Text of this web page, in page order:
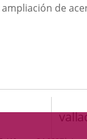
de